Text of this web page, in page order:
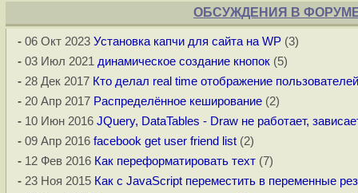
ОБСУЖДЕНИЯ В
-06 Окт 2023 Установка капчи для сайта на WP(3)
-03 Июл 2021 динамическое создание кнопок(5)
-28 Дек 2017 Кто делал real time отображение
-20 Апр 2017 Распределённое кеширование(2)
-10 Июн 2016 JQuery, DataTables - Draw не работает,
-09 Апр 2016 facebook get user friend list(2)
-12 Фев 2016 Как переформатировать техт(7)
-23 Ноя 2015 Как с JavaScript переместить в переменные